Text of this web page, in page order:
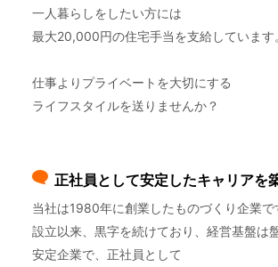
一人暮らしをしたい方には
最大20,000円の住宅手当を支給しています
仕事よりプライベートを大切にする
ライフスタイルを送りませんか？
正社員として安定したキャリアを
当社は1980年に創業したものづくり企業で
設立以来、黒字を続けており、経営基盤は盤
安定企業で、正社員として